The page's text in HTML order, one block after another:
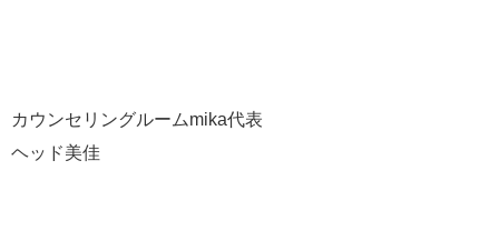
カウンセリングルームmika代表
ヘッド美佳